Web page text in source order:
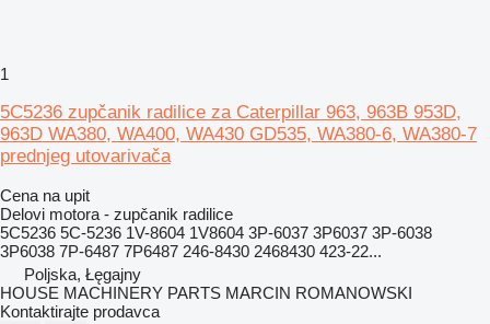
1
5C5236 zupčanik radilice za Caterpillar 963, 963B 953D,
963D WA380, WA400, WA430 GD535, WA380-6, WA380-7
prednjeg utovarivača
Cena na upit
Delovi motora - zupčanik radilice
5C5236 5C-5236 1V-8604 1V8604 3P-6037 3P6037 3P-6038
3P6038 7P-6487 7P6487 246-8430 2468430 423-22...
Poljska, Łęgajny
HOUSE MACHINERY PARTS MARCIN ROMANOWSKI
Kontaktirajte prodavca